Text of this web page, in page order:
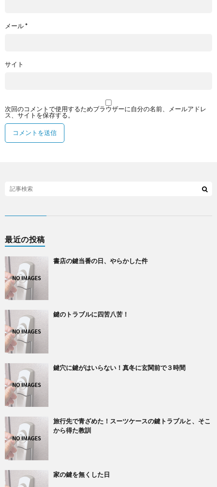
メール*
サイト
次回のコメントで使用するためブラウザーに自分の名前、メールアドレ
ス、サイトを保存する。
最近の投稿
書店の鍵当番の日、やらかした件
鍵のトラブルに四苦八苦！
鍵穴に鍵がはいらない！真冬に玄関前で３時間
旅行先で青ざめた！スーツケースの鍵トラブルと、そこ
から得た教訓
家の鍵を無くした日